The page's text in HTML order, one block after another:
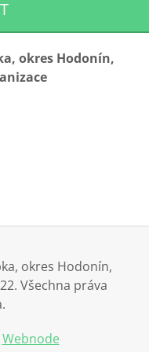
okres Hodonín,
okres Hodonín,
Všechna práva
Webnode